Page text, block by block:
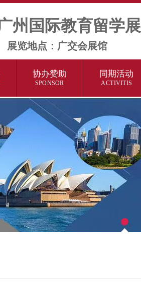
州国际教育留学展
览地点：广交会展馆
协办赞助
SPONSOR
同期活动
ACTIVITIS